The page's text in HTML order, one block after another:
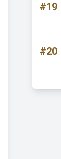
#19
#20